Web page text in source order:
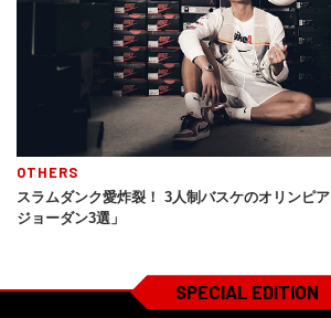
OTHERS
スラムダンク愛炸裂！ 3人制バスケのオリンピ
ジョーダン3選」
SPECIAL EDITION